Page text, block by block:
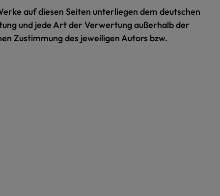
auf diesen Seiten unterliegen dem deutschen
und jede Art der Verwertung außerhalb der
Zustimmung des jeweiligen Autors bzw.